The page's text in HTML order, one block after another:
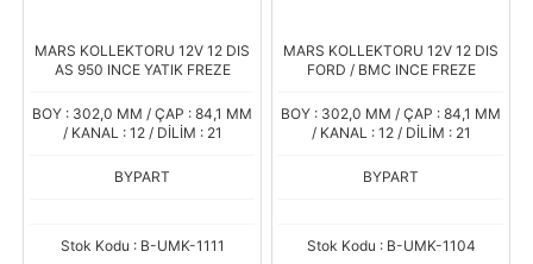
MARS KOLLEKTORU 12V 12 DIS
AS 950 INCE YATIK FREZE
BOY : 302,0 MM / ÇAP : 84,1 MM
/ KANAL : 12 / DİLİM : 21
BYPART
Stok Kodu : B-UMK-1111
MARS KOLLEKTORU 12V 12 DIS
FORD / BMC INCE FREZE
BOY : 302,0 MM / ÇAP : 84,1 MM
/ KANAL : 12 / DİLİM : 21
BYPART
Stok Kodu : B-UMK-1104